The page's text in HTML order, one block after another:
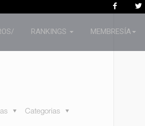
RANKINGS MEMBRESÍA
Categorias